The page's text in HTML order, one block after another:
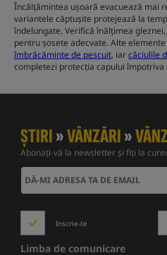
Încălțămintea ușoară evacuează mai
variantele căptușite protejează la
îndelungate. Verifică înălțimea
pentru șosete adecvate. Alte
îmbrăcăminte de pescuit, iarcăciulile
completezi protecția capului
ȘTIRI»VÂNZĂRI»
Abonați-vă la newsletter și fiți la
Inscrie-te
Limba de comunicare